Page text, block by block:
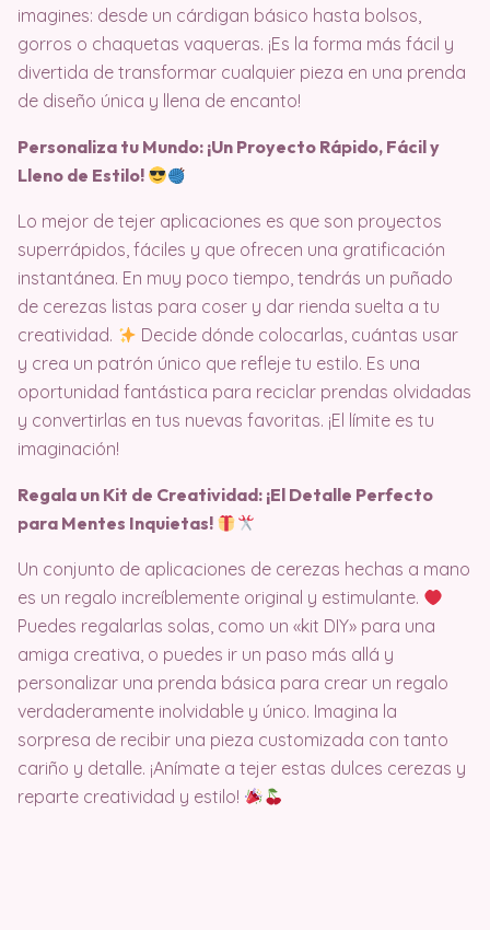
imagines: desde un cárdigan básico hasta bolsos,
gorros o chaquetas vaqueras. ¡Es la forma más fácil y
divertida de transformar cualquier pieza en una prenda
de diseño única y llena de encanto!
Personaliza tu Mundo: ¡Un Proyecto Rápido, Fácil y
Lleno de Estilo!
Lo mejor de tejer aplicaciones es que son proyectos
superrápidos, fáciles y que ofrecen una gratificación
instantánea. En muy poco tiempo, tendrás un puñado
de cerezas listas para coser y dar rienda suelta a tu
creatividad.
Decide dónde colocarlas, cuántas usar
y crea un patrón único que refleje tu estilo. Es una
oportunidad fantástica para reciclar prendas olvidadas
y convertirlas en tus nuevas favoritas. ¡El límite es tu
imaginación!
Regala un Kit de Creatividad: ¡El Detalle Perfecto
para Mentes Inquietas!
Un conjunto de aplicaciones de cerezas hechas a mano
es un regalo increíblemente original y estimulante.
Puedes regalarlas solas, como un «kit DIY» para una
amiga creativa, o puedes ir un paso más allá y
personalizar una prenda básica para crear un regalo
verdaderamente inolvidable y único. Imagina la
sorpresa de recibir una pieza customizada con tanto
cariño y detalle. ¡Anímate a tejer estas dulces cerezas y
reparte creatividad y estilo!